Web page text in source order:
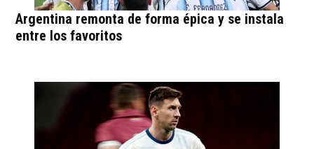
Argentina remonta de forma épica y se instala
entre los favoritos